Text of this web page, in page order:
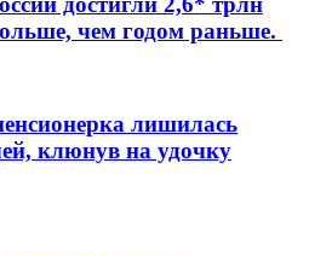
чем годом раньше.
лишилась
клюнув на удочку